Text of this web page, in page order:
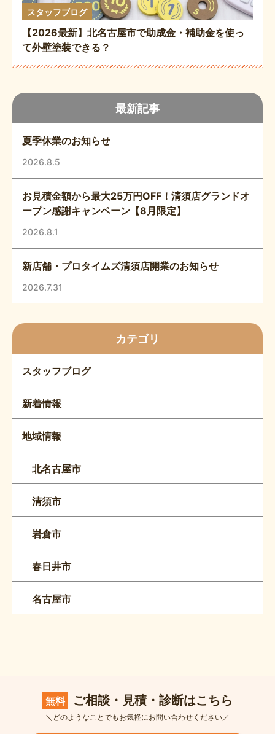
最新記事
夏季休業のお知らせ
2026.8.5
お見積金額から最大25万円OFF！清須店グランドオ
ープン感謝キャンペーン【8月限定】
2026.8.1
新店舗・プロタイムズ清須店開業のお知らせ
2026.7.31
カテゴリ
スタッフブログ
新着情報
地域情報
北名古屋市
清須市
岩倉市
春日井市
名古屋市
スタッフブログ
【2026最新】北名古屋市で助成金・補助金を使っ
て外壁塗装できる？
無料 ご相談・見積・診断はこちら
＼どのようなことでもお気軽にお問い合わせください／